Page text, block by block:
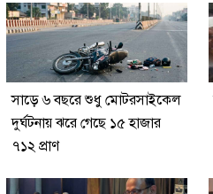
সাড়ে ৬ বছরে শুধু মোটরসাইকেল
দুর্ঘটনায় ঝরে গেছে ১৫ হাজার
৭১২ প্রাণ